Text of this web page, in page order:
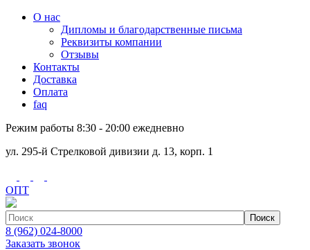
О нас
Дипломы и благодарственные письма
Реквизиты компании
Отзывы
Контакты
Доставка
Оплата
faq
Режим работы 8:30 - 20:00 ежедневно
ул. 295-й Стрелковой дивизии д. 13, корп. 1
ОПТ
Поиск
8 (962) 024-8000
Заказать звонок